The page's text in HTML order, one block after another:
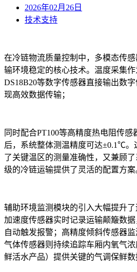
2026年02月26日
技术支持
在冷链物流质量控制中，多模态传
输环境稳定的核心技术。温度采集
DS18B20等数字传感器直接输出数
现高效数据传输；
同时配合PT100等高精度热电阻传感
后，系统整体测温精度可达±0.1℃。
了关键温区的测量准确性，又兼顾
级的冷链运输提供了灵活的配置方案
辅助环境监测模块的引入大幅提升
加速度传感器实时记录运输颠簸数
自动触发报警；高精度倾斜传感器监
气体传感器则持续追踪车厢内氧气
鲜活水产品）提供关键的气调保鲜数